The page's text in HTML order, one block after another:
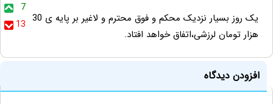
7
13 یک روز بسیار نزدیک محکم و فوق محترم و لاغیر بر پایه ی 30
هزار تومان لرزشی،اتفاق خواهد افتاد.
افزودن دیدگاه